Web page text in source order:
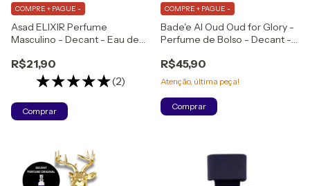
Asad ELIXIR Perfume
Masculino - Decant - Eau de
R$21,90
(2)
COMPRE + PAGUE -
Comprar
Bade'e Al Oud Oud for Glory -
Perfume de Bolso - Decant -
R$45,90
COMPRE + PAGUE -
Atenção, última peça!
Comprar